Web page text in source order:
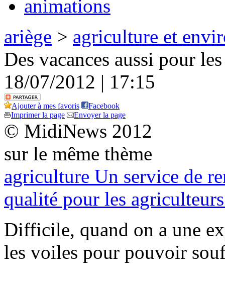
animations
ariège > agriculture et
Des vacances aussi pour
18/07/2012 | 17:15
Ajouter à mes favoris
Facebook
Imprimer la page
Envoyer la page
© MidiNews 2012
sur le même thème
agriculture Un service de
qualité pour les
Difficile, quand on a une
les voiles pour pouvoir